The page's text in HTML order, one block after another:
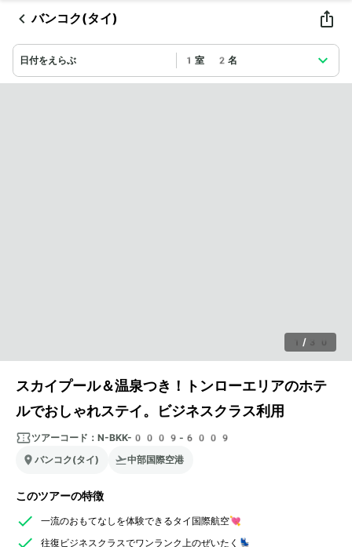
バンコク(タイ)
日付をえらぶ 1室 2名
1 / 30
スカイプール＆温泉つき！トンローエリアのホテ
ルでおしゃれステイ。ビジネスクラス利用
ツアーコード： N-BKK-0009-6009
バンコク(タイ)
中部国際空港
このツアーの特徴
一流のおもてなしを体験できるタイ国際航空💘
往復ビジネスクラスでワンランク上のぜいたく💺